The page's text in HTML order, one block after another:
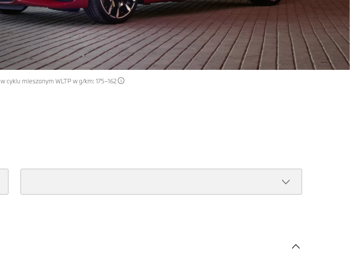
w cyklu mieszanym WLTP w g/km: 175–162